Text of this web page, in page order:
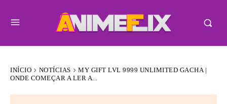
INÍCIO NOTÍCIAS
MY GIFT LVL 9999 UNLIMITED GACHA |
ONDE COMEÇAR A LER A...